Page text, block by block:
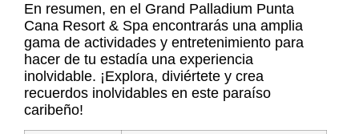
En resumen, en el Grand Palladium Punta
Cana Resort & Spa encontrarás una amplia
gama de actividades y entretenimiento para
hacer de tu estadía una experiencia
inolvidable. ¡Explora, diviértete y crea
recuerdos inolvidables en este paraíso
caribeño!